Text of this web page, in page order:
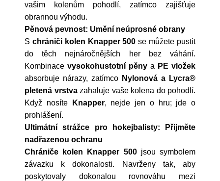
vašim kolenům pohodlí, zatímco zajišťuje
obrannou výhodu.
Pěnová pevnost: Umění neúprosné obrany
S chrániči kolen Knapper 500 se můžete pustit
do těch nejnáročnějších her bez váhání.
Kombinace vysokohustotní pěny a PE vložek
absorbuje nárazy, zatímco Nylonová a Lycra®
pletená vrstvazahaluje vaše kolena do pohodlí.
Když nosíte
Knapper, nejde jen o hru; jde o
prohlášení.
Ultimátní strážce pro hokejbalisty: Přijměte
nadřazenou ochranu
Chrániče kolen Knapper 500jsou symbolem
závazku k dokonalosti. Navrženy tak, aby
poskytovaly dokonalou rovnováhu mezi